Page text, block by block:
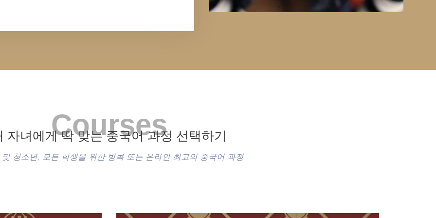
Courses
자녀에게 딱 맞는 중국어 과정 선택하기
청소년, 모든 학생을 위한 방콕 또는 온라인 최고의 중국어 과정